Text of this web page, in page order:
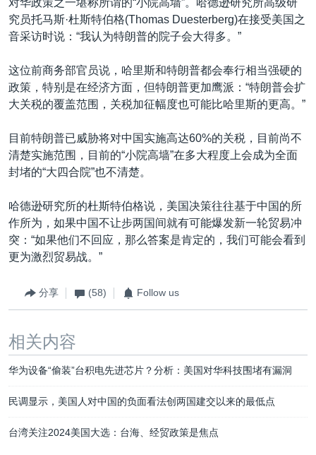
究员托马斯·杜斯特伯格(Thomas Duesterberg)在接受美国之
音采访时说：“我认为特朗普的院子会大得多。”
这位前商务部官员说，哈里斯和特朗普都会奉行相当强硬的
政策，特别是在经济方面，但特朗普更加鹰派：“特朗普会扩
大关税的覆盖范围，关税加征幅度也可能比哈里斯的更高。”
目前特朗普已威胁将对中国实施高达60%的关税，目前尚不
清楚实施范围，目前的“小院高墙”在多大程度上会成为全面
封堵的“大四合院”也不清楚。
哈德逊研究所的杜斯特伯格说，美国决策往往基于中国的所
作所为，如果中国不让步两国间就有可能爆发新一轮贸易冲
突：“如果他们不回应，那么答案是肯定的，我们可能会看到
更为激烈贸易战。”
分享 (58) Follow us
相关内容
华为设备“偷装”台积电先进芯片？分析：美国对华科技围堵有漏洞
民调显示，美国人对中国的负面看法创两国建交以来的最低点
台湾关注2024美国大选：台海、经贸政策是焦点